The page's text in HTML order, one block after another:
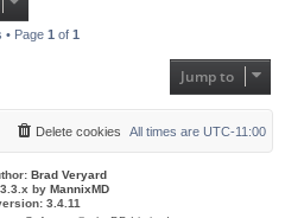
• Page 1 of 1
Jump to
All times are UTC-11:00
Delete cookies
Brad Veryard
by MannixMD
3.4.11